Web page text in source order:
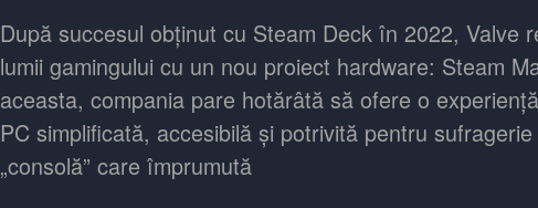
După succesul obținut cu Steam Deck în 2022, Valve
lumii gamingului cu un nou proiect hardware: Steam
aceasta, compania pare hotărâtă să ofere o
PC simplificată, accesibilă și potrivită pentru
„consolă” care împrumută